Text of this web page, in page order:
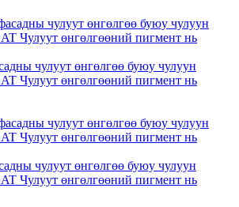
чулуут өнгөлгөө буюу чулуун
Чулуут өнгөлгөөний пигмент нь
чулуут өнгөлгөө буюу чулуун
Чулуут өнгөлгөөний пигмент нь